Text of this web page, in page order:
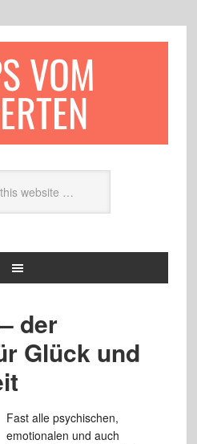
VOM
der
Glück und
Fast alle psychischen,
emotionalen und auch